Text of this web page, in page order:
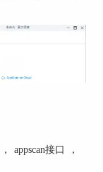
， appscan接口
，